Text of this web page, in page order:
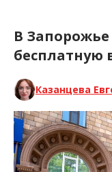
В
бесплатную
Казанцева